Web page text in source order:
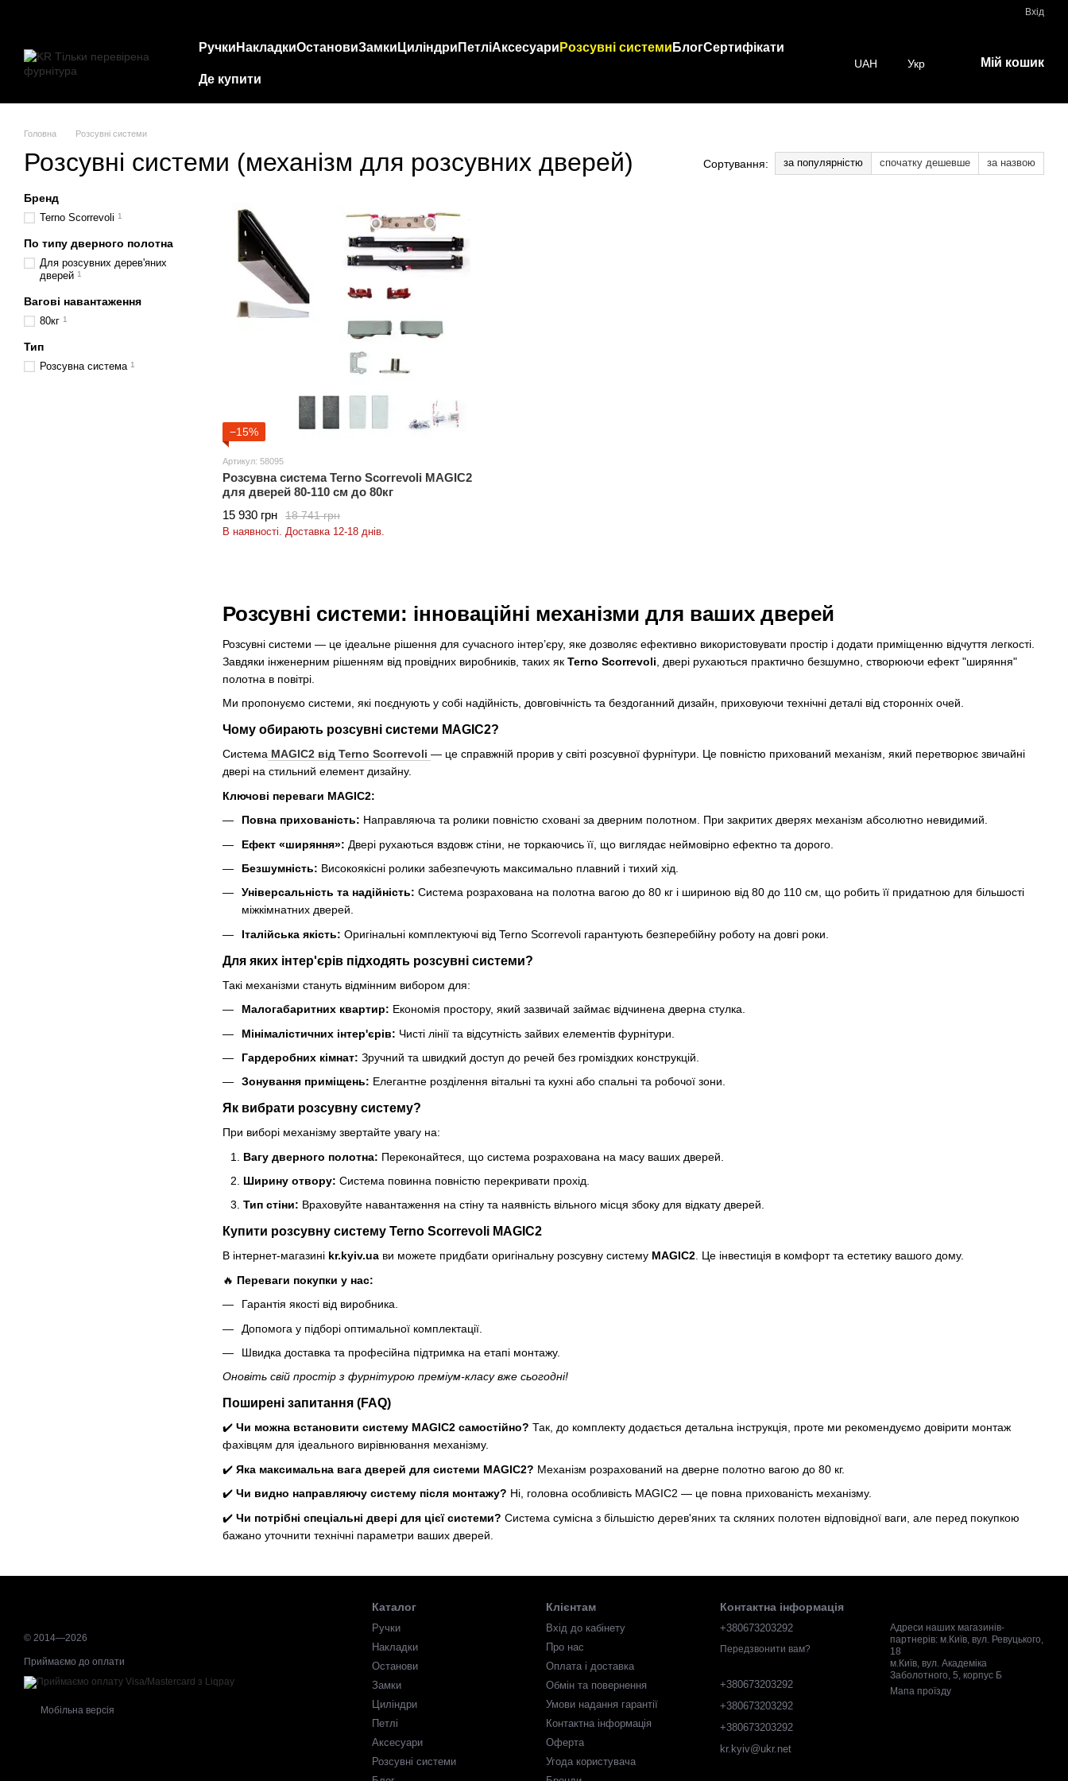
Вхід
Ручки НакладкиОстановиЗамки Циліндри ПетліАксесуари Розсувні системи БлогСертифікати
Де купити
UAH Укр Мій кошик
Головна Розсувні системи
Розсувні системи (механізм для розсувних дверей) Сортування: за популярністю спочатку дешевше за назвою
Розсувні системи: інноваційні механізми для ваших дверей
Розсувні системи — це ідеальне рішення для сучасного інтер’єру, яке дозволяє ефективно використовувати простір і додати приміщенню відчуття легкості.
Завдяки інженерним рішенням від провідних виробників, таких як Terno Scorrevoli , двері рухаються практично безшумно, створюючи ефект "ширяння"
полотна в повітрі.
Ми пропонуємо системи, які поєднують у собі надійність, довговічність та бездоганний дизайн, приховуючи технічні деталі від сторонніх очей.
Чому обирають розсувні системи MAGIC2?
Система MAGIC2 від Terno Scorrevoli — це справжній прорив у світі розсувної фурнітури. Це повністю прихований механізм, який перетворює звичайні
двері на стильний елемент дизайну.
Ключові переваги MAGIC2:
Повна прихованість: Направляюча та ролики повністю сховані за дверним полотном. При закритих дверях механізм абсолютно невидимий.
Ефект «ширяння»: Двері рухаються вздовж стіни, не торкаючись її, що виглядає неймовірно ефектно та дорого.
Безшумність: Високоякісні ролики забезпечують максимально плавний і тихий хід.
Універсальність та надійність: Система розрахована на полотна вагою до 80 кг і шириною від 80 до 110 см, що робить її придатною для більшості
міжкімнатних дверей.
Італійська якість: Оригінальні комплектуючі від Terno Scorrevoli гарантують безперебійну роботу на довгі роки.
Для яких інтер'єрів підходять розсувні системи?
Такі механізми стануть відмінним вибором для:
Малогабаритних квартир: Економія простору, який зазвичай займає відчинена дверна стулка.
Мінімалістичних інтер'єрів: Чисті лінії та відсутність зайвих елементів фурнітури.
Гардеробних кімнат: Зручний та швидкий доступ до речей без громіздких конструкцій.
Зонування приміщень: Елегантне розділення вітальні та кухні або спальні та робочої зони.
Як вибрати розсувну систему?
При виборі механізму звертайте увагу на:
Вагу дверного полотна: Переконайтеся, що система розрахована на масу ваших дверей.
Ширину отвору: Система повинна повністю перекривати прохід.
Тип стіни: Враховуйте навантаження на стіну та наявність вільного місця збоку для відкату дверей.
Купити розсувну систему Terno Scorrevoli MAGIC2
В інтернет-магазині kr.kyiv.ua ви можете придбати оригінальну розсувну систему MAGIC2. Це інвестиція в комфорт та естетику вашого дому.
🔥 Переваги покупки у нас:
Гарантія якості від виробника.
Допомога у підборі оптимальної комплектації.
Швидка доставка та професійна підтримка на етапі монтажу.
Оновіть свій простір з фурнітурою преміум-класу вже сьогодні!
Поширені запитання (FAQ)
✔️ Чи можна встановити систему MAGIC2 самостійно? Так, до комплекту додається детальна інструкція, проте ми рекомендуємо довірити монтаж
фахівцям для ідеального вирівнювання механізму.
✔️ Яка максимальна вага дверей для системи MAGIC2? Механізм розрахований на дверне полотно вагою до 80 кг.
✔️ Чи видно направляючу систему після монтажу? Ні, головна особливість MAGIC2 — це повна прихованість механізму.
✔️ Чи потрібні спеціальні двері для цієї системи? Система сумісна з більшістю дерев'яних та скляних полотен відповідної ваги, але перед покупкою
бажано уточнити технічні параметри ваших дверей.
−15%
Артикул: 58095
Розсувна система Terno Scorrevoli MAGIC2
для дверей 80-110 см до 80кг
18 741 грн
15 930 грн
В наявності. Доставка 12-18 днів.
Бренд
Terno Scorrevoli 1
По типу дверного полотна
Для розсувних дерев'яних
дверей 1
Вагові навантаження
80кг 1
Тип
Розсувна система 1
© 2014—2026
Приймаємо до оплати
Мобільна версія
Каталог
Ручки
Накладки
Останови
Замки
Циліндри
Петлі
Аксесуари
Розсувні системи
Клієнтам
Вхід до кабінету
Про нас
Оплата і доставка
Обмін та повернення
Умови надання гарантії
Контактна інформація
Оферта
Угода користувача
Контактна інформація
+380673203292
Передзвонити вам?
+380673203292
+380673203292
+380673203292
kr.kyiv@ukr.net
Адреси наших магазинів-
партнерів: м.Київ, вул. Ревуцького,
18
м.Київ, вул. Академіка
Заболотного, 5, корпус Б
Мапа проїзду